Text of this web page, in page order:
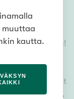
mikä vain!
kaikki myytävät
muuttaa
kautta.